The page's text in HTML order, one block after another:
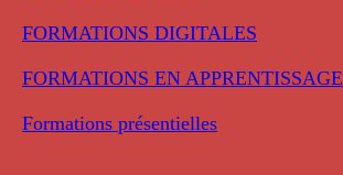
FORMATIONS DIGITALES
FORMATIONS EN APPRENTISSAGE
Formations présentielles